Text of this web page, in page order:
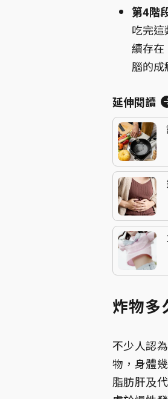
第4階
吃完
續存在
腦的成
延伸閱讀
炸物多
不少人認
物，身體
脂肪肝及